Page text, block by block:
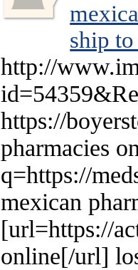
ship
http://
https://
pharmacies
q=https://
mexican
[url=https://
online[/url]